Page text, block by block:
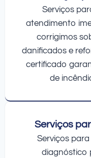
Serviços
atendimento
corrigimos
danificados e
certificado
de
Serviços
Serviços
diagnóstico